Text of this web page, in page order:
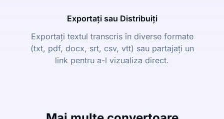
Exportați sau Distribuiți
Exportați textul transcris în diverse formate
(txt, pdf, docx, srt, csv, vtt) sau partajați un
link pentru a-l vizualiza direct.